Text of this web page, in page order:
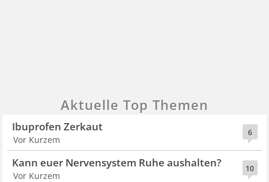
Aktuelle Top Themen
6
Ibuprofen Zerkaut
Vor Kurzem
10
Kann euer Nervensystem Ruhe aushalten?
Vor Kurzem